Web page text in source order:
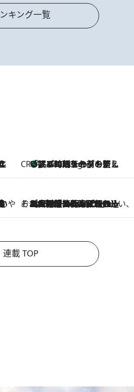
キング一覧
CREA'S CHOICE
4 Hours Ago
「眠る時刻をセットする」——眠りの前を整える、バルミューダの新しいアプローチ
そおだよおこの関西おいしい、おやつ紀行
2026.8.9
［大阪府箕面市］一皿一皿目の前で仕上げられる、料理を巧みに組み込んだアシェットデセールコース「ミチル アシェット デセール（Michiru assiette dessert）」
連載 TOP